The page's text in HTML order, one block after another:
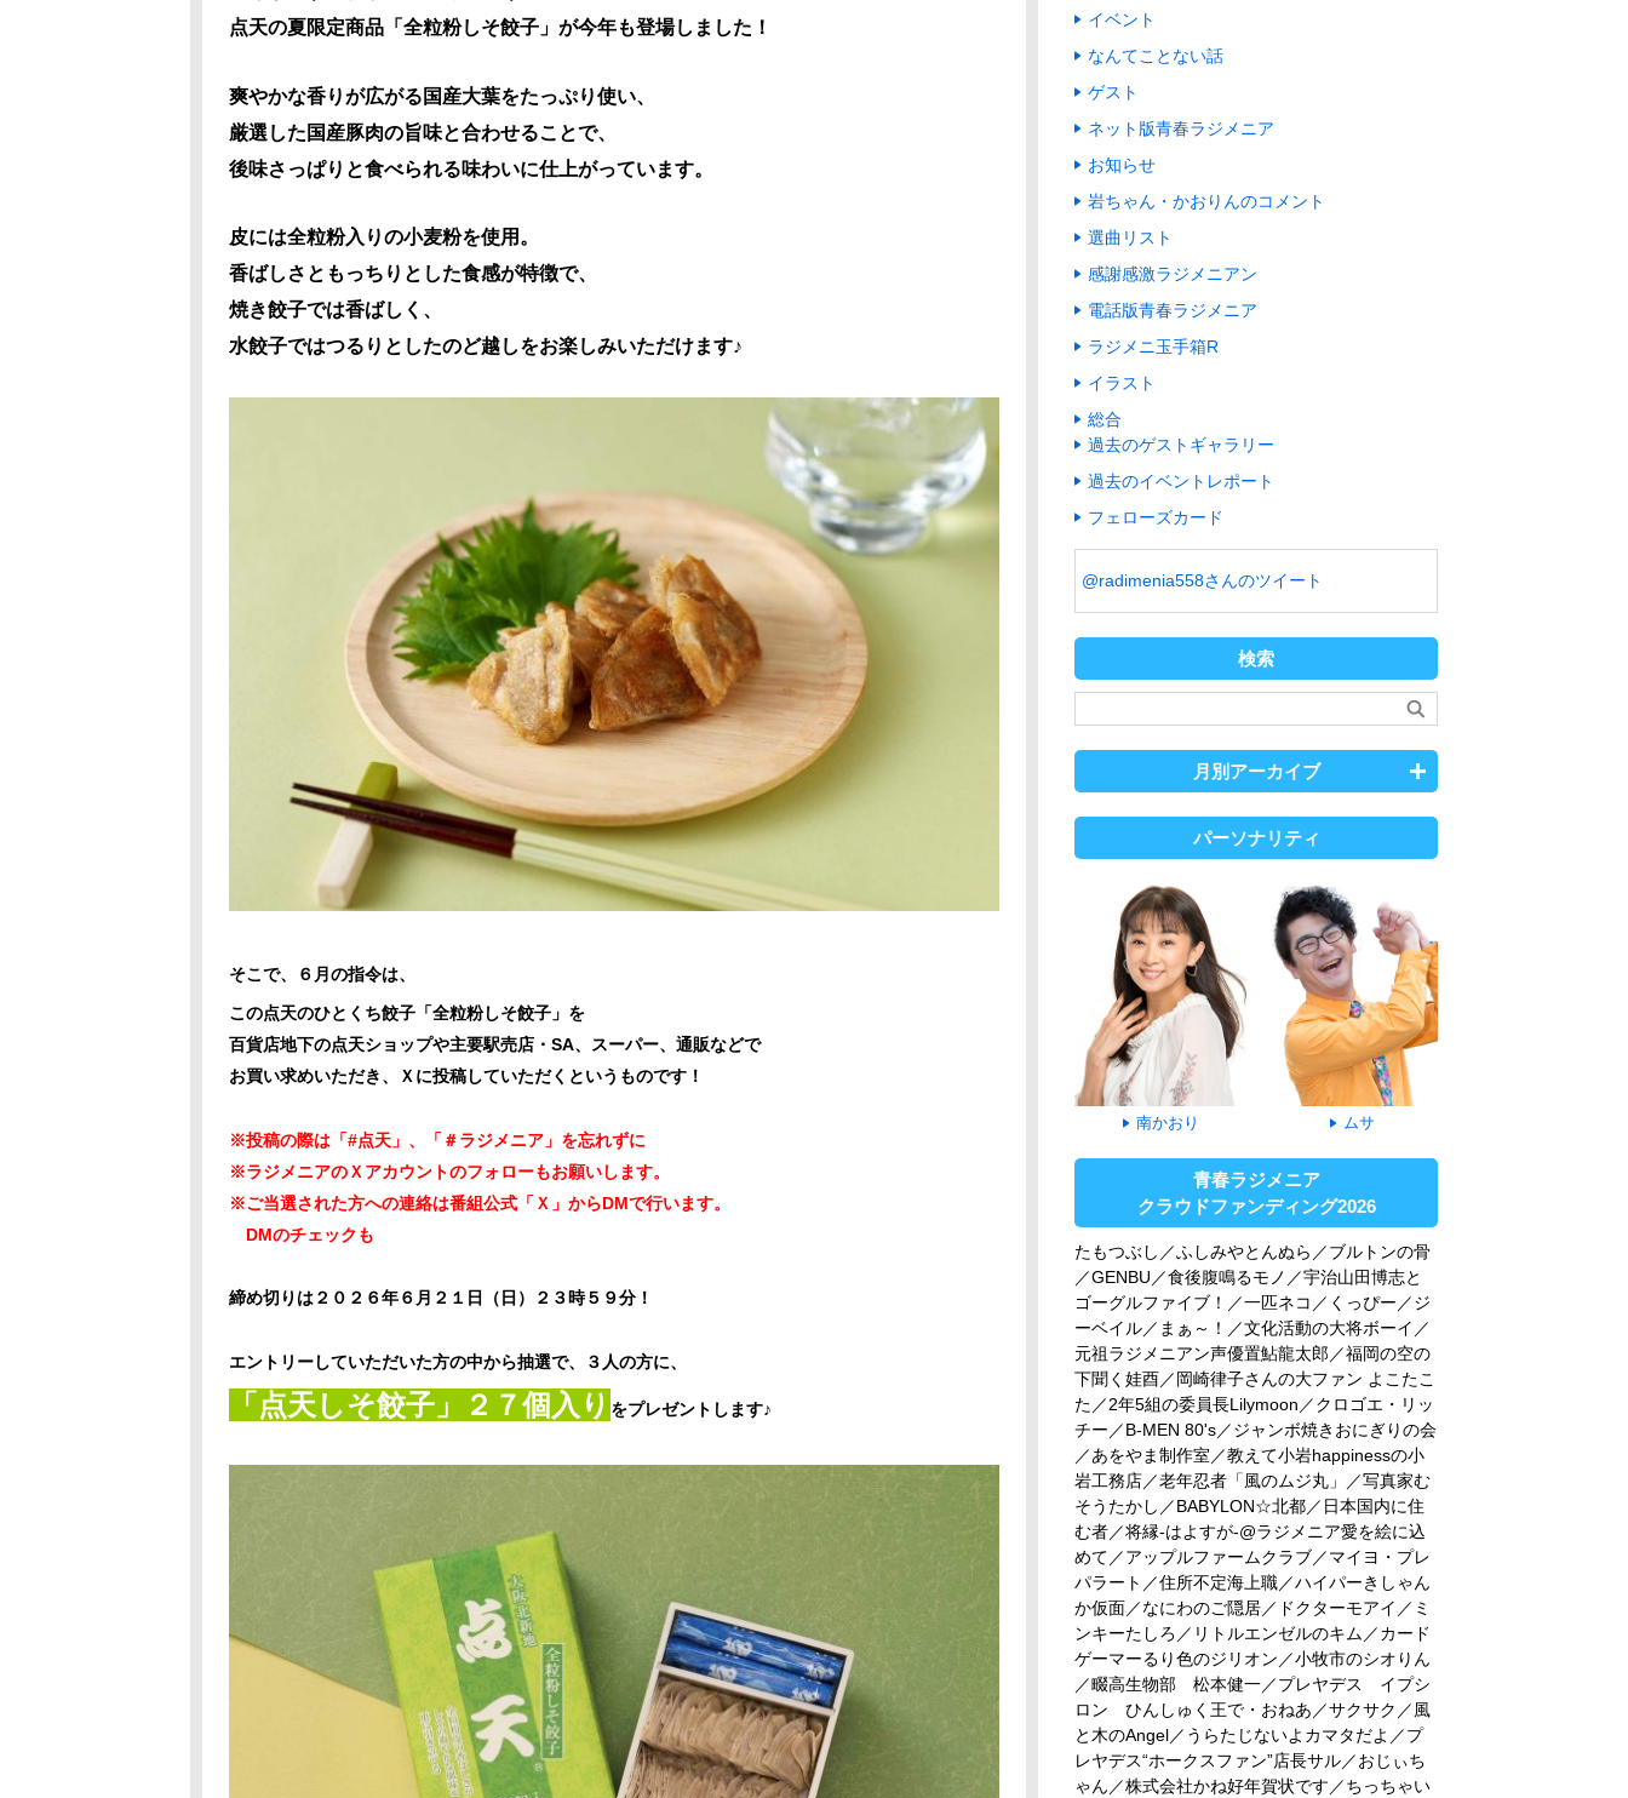
点天の夏限定商品「全粒粉しそ餃子」が今年も登場しました！
爽やかな香りが広がる国産大葉をたっぷり使い、
厳選した国産豚肉の旨味と合わせることで、
後味さっぱりと食べられる味わいに仕上がっています。
皮には全粒粉入りの小麦粉を使用。
香ばしさともっちりとした食感が特徴で、
焼き餃子では香ばしく、
水餃子ではつるりとしたのど越しをお楽しみいただけます♪
そこで、６月の指令は、
この点天のひとくち餃子「全粒粉しそ餃子」を
百貨店地下の点天ショップや主要駅売店・SA、スーパー、通販などで
お買い求めいただき、Ｘに投稿していただくというものです！
※投稿の際は「#点天」、「＃ラジメニア」を忘れずに
※ラジメニアのＸアカウントのフォローもお願いします。
※ご当選された方への連絡は番組公式「Ｘ」からDMで行います。
DMのチェックも
締め切りは２０２６年６月２１日（日）２３時５９分！
エントリーしていただいた方の中から抽選で、３人の方に、
「点天しそ餃子」２７個入り をプレゼントします♪
イベント
なんてことない話
ゲスト
ネット版青春ラジメニア
お知らせ
岩ちゃん・かおりんのコメント
選曲リスト
感謝感激ラジメニアン
電話版青春ラジメニア
ラジメニ玉手箱R
イラスト
総合
過去のゲストギャラリー
過去のイベントレポート
フェローズカード
@radimenia558さんのツイート
検索
月別アーカイブ
パーソナリティ
南かおり ムサ
青春ラジメニア
クラウドファンディング2026
たもつぶし／ふしみやとんぬら／ブルトンの骨
／GENBU／食後腹鳴るモノ／宇治山田博志と
ゴーグルファイブ！／一匹ネコ／くっぴー／ジ
ーベイル／まぁ～！／文化活動の大将ボーイ／
元祖ラジメニアン声優置鮎龍太郎／福岡の空の
下聞く娃酉／岡崎律子さんの大ファン よこたこ
た／2年5組の委員長Lilymoon／クロゴエ・リッ
チー／B-MEN 80's／ジャンボ焼きおにぎりの会
／あをやま制作室／教えて小岩happinessの小
岩工務店／老年忍者「風のムジ丸」／写真家む
そうたかし／BABYLON☆北都／日本国内に住
む者／将縁-はよすが-@ラジメニア愛を絵に込
めて／アップルファームクラブ／マイヨ・プレ
パラート／住所不定海上職／ハイパーきしゃん
か仮面／なにわのご隠居／ドクターモアイ／ミ
ンキーたしろ／リトルエンゼルのキム／カード
ゲーマーるり色のジリオン／小牧市のシオりん
／畷高生物部 松本健一／プレヤデス イプシ
ロン ひんしゅく王で・おねあ／サクサク／風
と木のAngel／うらたじないよカマタだよ／プ
レヤデス“ホークスファン”店長サル／おじぃち
ゃん／株式会社かね好年賀状です／ちっちゃい